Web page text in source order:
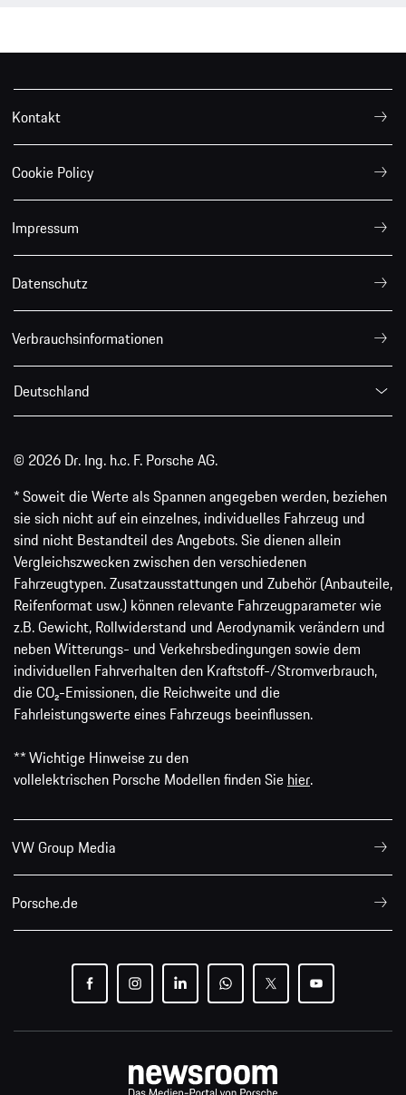
Kontakt
Cookie Policy
Impressum
Datenschutz
Verbrauchsinformationen
Deutschland
© 2026 Dr. Ing. h.c. F. Porsche AG.
* Soweit die Werte als Spannen angegeben werden, beziehen
sie sich nicht auf ein einzelnes, individuelles Fahrzeug und
sind nicht Bestandteil des Angebots. Sie dienen allein
Vergleichszwecken zwischen den verschiedenen
Fahrzeugtypen. Zusatzausstattungen und Zubehör (Anbauteile,
Reifenformat usw.) können relevante Fahrzeugparameter wie
z.B. Gewicht, Rollwiderstand und Aerodynamik verändern und
neben Witterungs- und Verkehrsbedingungen sowie dem
individuellen Fahrverhalten den Kraftstoff-/Stromverbrauch,
die CO₂-Emissionen, die Reichweite und die
Fahrleistungswerte eines Fahrzeugs beeinflussen.
** Wichtige Hinweise zu den
vollelektrischen Porsche Modellen finden Sie hier.
VW Group Media
Porsche.de